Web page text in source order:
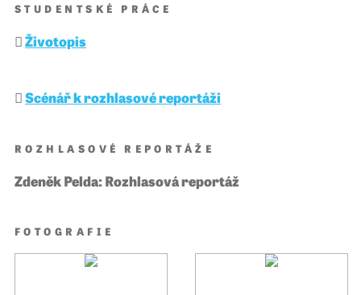
STUDENTSKÉ PRÁCE
Životopis
Scénář k rozhlasové reportáži
ROZHLASOVÉ REPORTÁŽE
Zdeněk Pelda: Rozhlasová reportáž
FOTOGRAFIE